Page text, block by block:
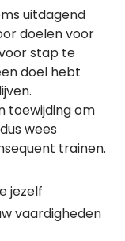
uitdagend
doelen voor
stap te
doel hebt
toewijding om
wees
trainen.
jezelf
vaardigheden